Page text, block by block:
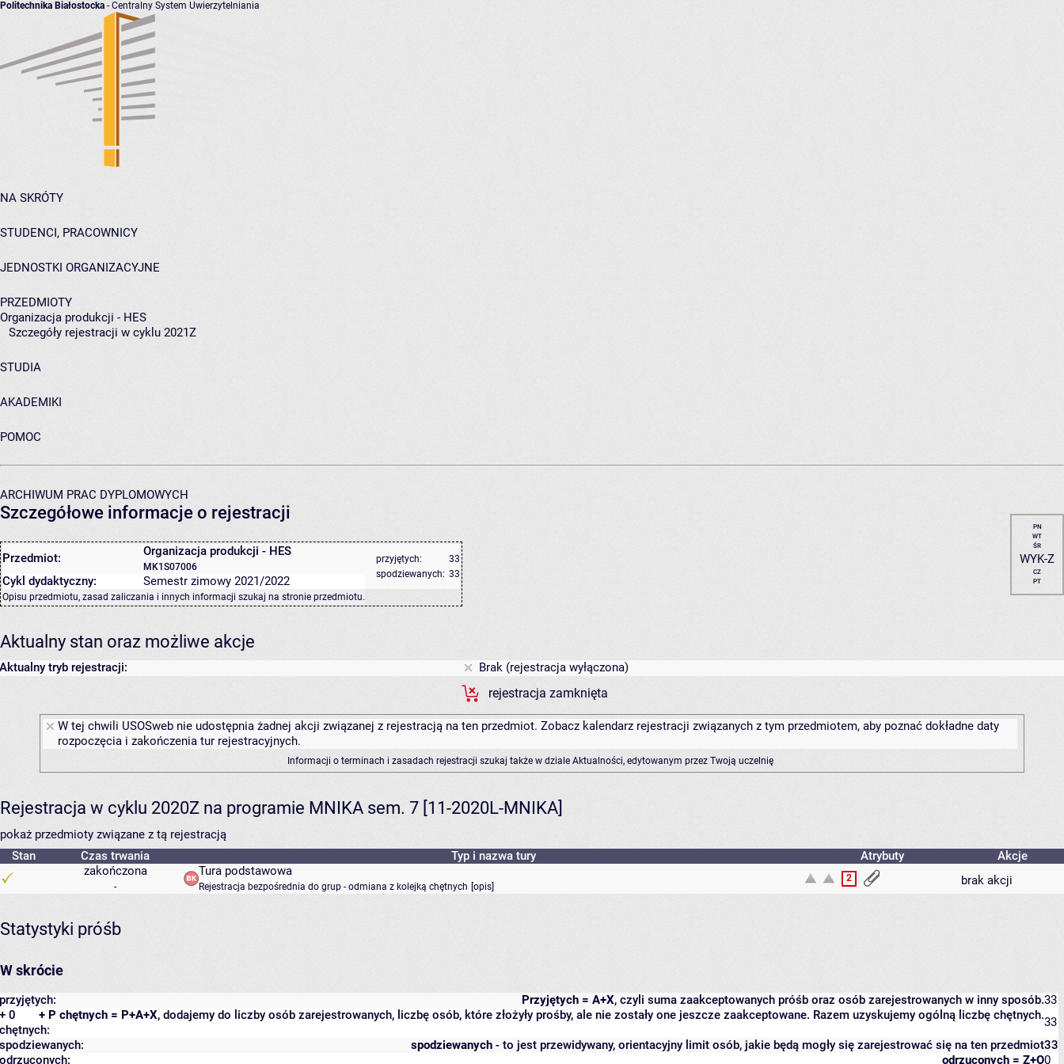
Politechnika Białostocka - Centralny System Uwierzytelniania
NA SKRÓTY
STUDENCI, PRACOWNICY
JEDNOSTKI ORGANIZACYJNE
PRZEDMIOTY
Organizacja produkcji - HES
Szczegóły rejestracji w cyklu 2021Z
STUDIA
AKADEMIKI
POMOC
ARCHIWUM PRAC DYPLOMOWYCH
Szczegółowe informacje o rejestracji
Przedmiot: Organizacja produkcji - HES
MK1S07006
przyjętych:
33
spodziewanych: 33
Cykl dydaktyczny: Semestr zimowy 2021/2022
Opisu przedmiotu, zasad zaliczania i innych informacji szukaj na stronie przedmiotu.
PN
WT
ŚR
WYK-Z
CZ
PT
Aktualny stan oraz możliwe akcje
Aktualny tryb rejestracji:
Brak (rejestracja wyłączona)
rejestracja zamknięta
W tej chwili USOSweb nie udostępnia żadnej akcji związanej z rejestracją na ten przedmiot. Zobacz kalendarz rejestracji związanych z tym przedmiotem, aby poznać dokładne daty
rozpoczęcia i zakończenia tur rejestracyjnych.
Informacji o terminach i zasadach rejestracji szukaj także w dziale Aktualności, edytowanym przez Twoją uczelnię
Rejestracja w cyklu 2020Z na programie MNIKA sem. 7 [11-2020L-MNIKA]
pokaż przedmioty związane z tą rejestracją
Stan
Czas trwania Typ i nazwa tury Atrybuty
Akcje
zakończona
-
Tura podstawowa
Rejestracja bezpośrednia do grup - odmiana z kolejką chętnych [opis]
2 brak akcji
Statystyki próśb
W skrócie
Przyjętych = A+X, czyli suma zaakceptowanych próśb oraz osób zarejestrowanych w inny sposób.
przyjętych:
33
+ P chętnych = P+A+X, dodajemy do liczby osób zarejestrowanych, liczbę osób, które złożyły prośby, ale nie zostały one jeszcze zaakceptowane. Razem uzyskujemy ogólną liczbę chętnych.
+ 0
chętnych:
33
spodziewanych - to jest przewidywany, orientacyjny limit osób, jakie będą mogły się zarejestrować się na ten przedmiot
spodziewanych:
33
odrzuconych = Z+O
odrzuconych: 0